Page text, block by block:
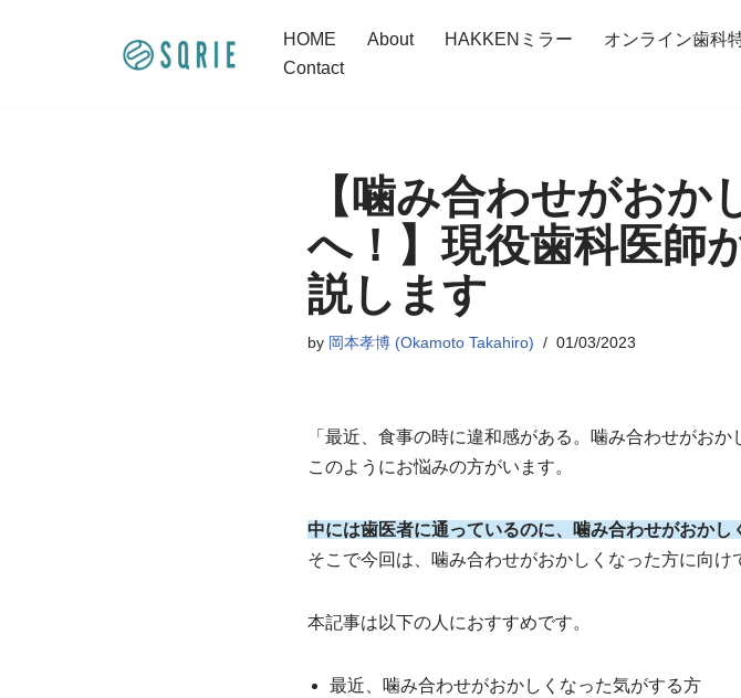
HOME About HAKKENミラー オンライン歯科
Contact
【噛み合わせがお
へ！】現役歯科医師
説します
by 岡本孝博 (Okamoto Takahiro) 01/03/2023
「最近、食事の時に違和感がある。噛み合わせがおか
このようにお悩みの方がいます。
中には歯医者に通っているのに、噛み合わせがおかし
そこで今回は、噛み合わせがおかしくなった方に向け
本記事は以下の人におすすめです。
最近、噛み合わせがおかしくなった気がする方